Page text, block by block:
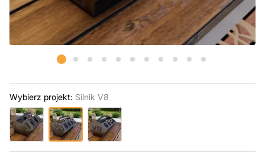
Wybierz projekt: Silnik V8